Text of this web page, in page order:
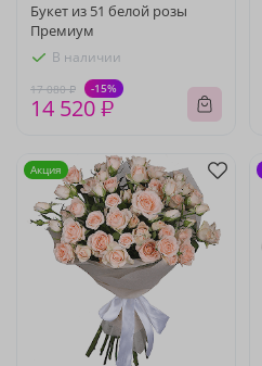
Букет из 51 белой розы
Премиум
В наличии
17 080 ₽ -15%
14 520 ₽
Акция